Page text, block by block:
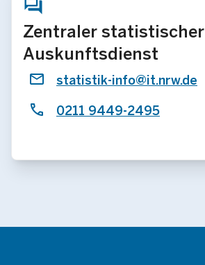
Zentraler statistischer
Auskunftsdienst
statistik-info@it.nrw.de
0211 9449-2495